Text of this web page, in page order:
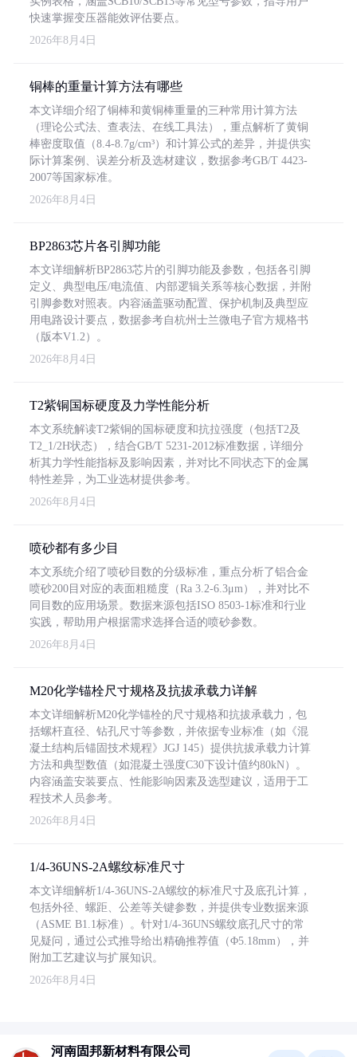
快速掌握变压器能效评估要点。
2026年8月4日
铜棒的重量计算方法有哪些
本文详细介绍了铜棒和黄铜棒重量的三种常用计算方法
（理论公式法、查表法、在线工具法），重点解析了黄铜
棒密度取值（8.4-8.7g/cm³）和计算公式的差异，并提供实
际计算案例、误差分析及选材建议，数据参考GB/T 4423-
2007等国家标准。
2026年8月4日
BP2863芯片各引脚功能
本文详细解析BP2863芯片的引脚功能及参数，包括各引脚
定义、典型电压/电流值、内部逻辑关系等核心数据，并附
引脚参数对照表。内容涵盖驱动配置、保护机制及典型应
用电路设计要点，数据参考自杭州士兰微电子官方规格书
（版本V1.2）。
2026年8月4日
T2紫铜国标硬度及力学性能分析
本文系统解读T2紫铜的国标硬度和抗拉强度（包括T2及
T2_1/2H状态），结合GB/T 5231-2012标准数据，详细分
析其力学性能指标及影响因素，并对比不同状态下的金属
特性差异，为工业选材提供参考。
2026年8月4日
喷砂都有多少目
本文系统介绍了喷砂目数的分级标准，重点分析了铝合金
喷砂200目对应的表面粗糙度（Ra 3.2-6.3μm），并对比不
同目数的应用场景。数据来源包括ISO 8503-1标准和行业
实践，帮助用户根据需求选择合适的喷砂参数。
2026年8月4日
M20化学锚栓尺寸规格及抗拔承载力详解
本文详细解析M20化学锚栓的尺寸规格和抗拔承载力，包
括螺杆直径、钻孔尺寸等参数，并依据专业标准（如《混
凝土结构后锚固技术规程》JGJ 145）提供抗拔承载力计算
方法和典型数值（如混凝土强度C30下设计值约80kN）。
内容涵盖安装要点、性能影响因素及选型建议，适用于工
程技术人员参考。
2026年8月4日
1/4-36UNS-2A螺纹标准尺寸
本文详细解析1/4-36UNS-2A螺纹的标准尺寸及底孔计算，
包括外径、螺距、公差等关键参数，并提供专业数据来源
（ASME B1.1标准）。针对1/4-36UNS螺纹底孔尺寸的常
见疑问，通过公式推导给出精确推荐值（Φ5.18mm），并
附加工艺建议与扩展知识。
2026年8月4日
河南固邦新材料有限公司